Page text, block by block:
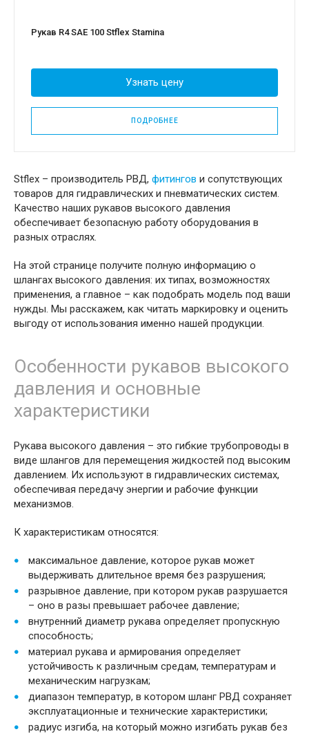
Рукав R4 SAE 100 Stflex Stamina
Узнать цену
ПОДРОБНЕЕ
Stflex – производитель РВД, фитингов и сопутствующих
товаров для гидравлических и пневматических систем.
Качество наших рукавов высокого давления
обеспечивает безопасную работу оборудования в
разных отраслях.
На этой странице получите полную информацию о
шлангах высокого давления: их типах, возможностях
применения, а главное – как подобрать модель под ваши
нужды. Мы расскажем, как читать маркировку и оценить
выгоду от использования именно нашей продукции.
Особенности рукавов высокого
давления и основные
характеристики
Рукава высокого давления – это гибкие трубопроводы в
виде шлангов для перемещения жидкостей под высоким
давлением. Их используют в гидравлических системах,
обеспечивая передачу энергии и рабочие функции
механизмов.
К характеристикам относятся:
максимальное давление, которое рукав может
выдерживать длительное время без разрушения;
разрывное давление, при котором рукав разрушается
– оно в разы превышает рабочее давление;
внутренний диаметр рукава определяет пропускную
способность;
материал рукава и армирования определяет
устойчивость к различным средам, температурам и
механическим нагрузкам;
диапазон температур, в котором шланг РВД сохраняет
эксплуатационные и технические характеристики;
радиус изгиба, на который можно изгибать рукав без